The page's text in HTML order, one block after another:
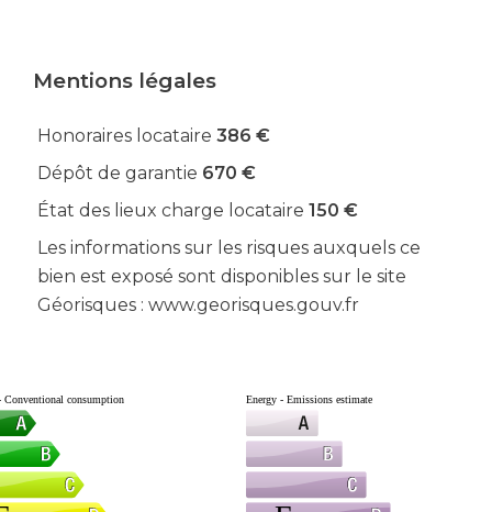
Mentions légales
Honoraires locataire 386 €
Dépôt de garantie 670 €
État des lieux charge locataire 150 €
Les informations sur les risques auxquels ce
bien est exposé sont disponibles sur le site
Géorisques : www.georisques.gouv.fr